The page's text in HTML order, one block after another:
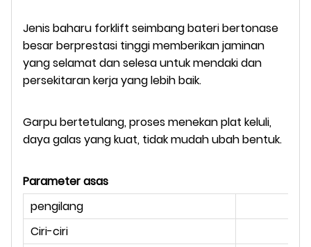
Jenis baharu forklift seimbang bateri bertonase
besar berprestasi tinggi memberikan jaminan
yang selamat dan selesa untuk mendaki dan
persekitaran kerja yang lebih baik.
Garpu bertetulang, proses menekan plat keluli,
daya galas yang kuat, tidak mudah ubah bentuk.
Parameter asas
pengilang
Ciri-ciri